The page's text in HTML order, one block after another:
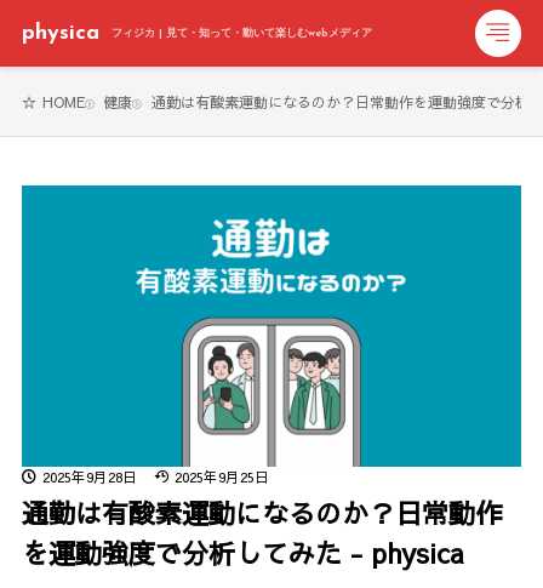
physica フィジカ | 見て・知って・動いて楽しむwebメディア
HOME 健康 通勤は有酸素運動になるのか？日常動作を運動強度で分析
2025年9月28日 2025年9月25日
通勤は有酸素運動になるのか？日常動作
を運動強度で分析してみた - physica